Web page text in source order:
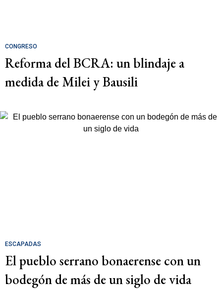
CONGRESO
Reforma del BCRA: un blindaje a
medida de Milei y Bausili
ESCAPADAS
El pueblo serrano bonaerense con un
bodegón de más de un siglo de vida